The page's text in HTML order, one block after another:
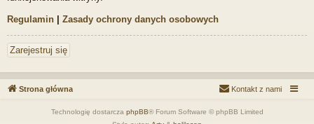
Regulamin | Zasady ochrony danych osobowych
Zarejestruj się
Strona główna Kontakt z nami
Technologię dostarcza phpBB® Forum Software © phpBB Limited